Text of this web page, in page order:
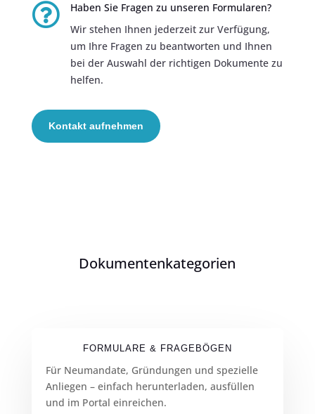

Haben Sie Fragen zu unseren Formularen?
Wir stehen Ihnen jederzeit zur Verfügung,
um Ihre Fragen zu beantworten und Ihnen
bei der Auswahl der richtigen Dokumente zu
helfen.
Kontakt aufnehmen
Dokumentenkategorien
FORMULARE & FRAGEBÖGEN
Für Neumandate, Gründungen und spezielle
Anliegen – einfach herunterladen, ausfüllen
und im Portal einreichen.